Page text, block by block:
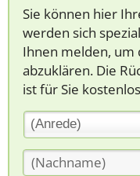
Sie können hier
werden sich
Ihnen melden, um
abzuklären. Die
ist für Sie
(Anrede)